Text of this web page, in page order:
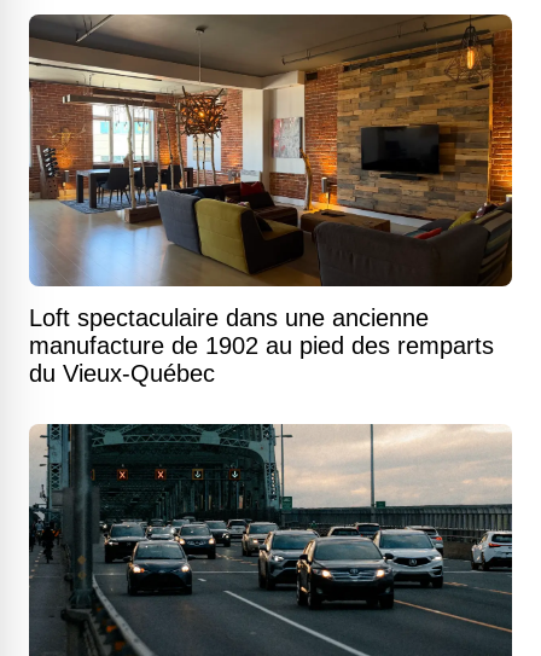
Loft spectaculaire dans une ancienne
manufacture de 1902 au pied des remparts
du Vieux-Québec